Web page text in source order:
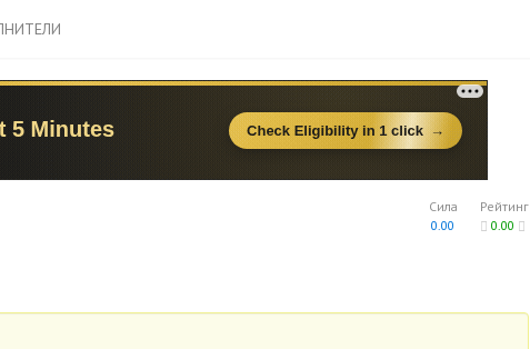
Рейтинг
0.00
Сила
0.00